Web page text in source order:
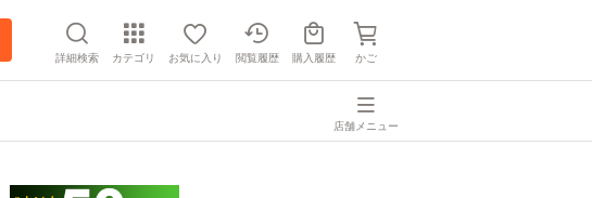
詳細検索 カテゴリ お気に入り 閲覧履歴 購入履歴 かご
店舗メニュー